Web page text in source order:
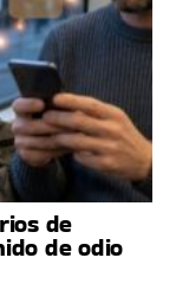
de
de odio